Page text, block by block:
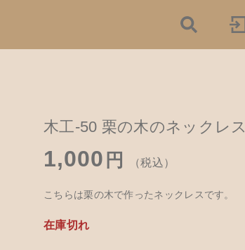
木工-50 栗の木のネックレス
1,000 円 （税込）
こちらは栗の木で作ったネックレスです。
在庫切れ
カテゴリーから探す
木工アクセサリー
子カテゴリ